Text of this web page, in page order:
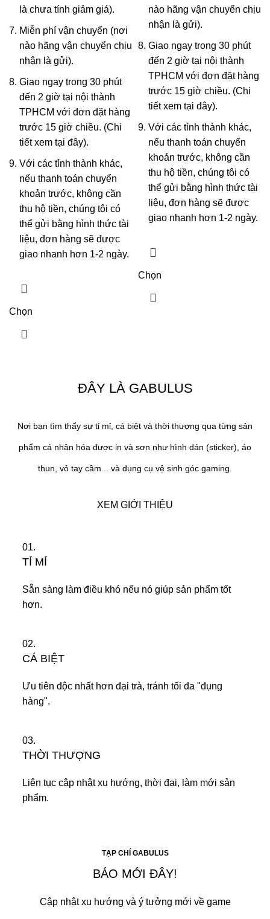
là chưa tính giảm giá).
Miễn phí vận chuyển (nơi
nào hãng vận chuyển chịu
nhận là gửi).
Giao ngay trong 30 phút
đến 2 giờ tại nội thành
TPHCM với đơn đặt hàng
trước 15 giờ chiều. (Chi
tiết xemtại đây).
Với các tỉnh thành khác,
nếu thanh toán chuyển
khoản trước, không cần
thu hộ tiền, chúng tôi có
thể gửi bằng hình thức tài
liệu, đơn hàng sẽ được
giao nhanh hơn 1-2 ngày.
Chọn
nào hãng vận chuyển chịu
nhận là gửi).
Giao ngay trong 30 phút
đến 2 giờ tại nội thành
TPHCM với đơn đặt hàng
trước 15 giờ chiều. (Chi
tiết xem tại đây).
Với các tỉnh thành khác,
nếu thanh toán chuyển
khoản trước, không cần
thu hộ tiền, chúng tôi có
thể gửi bằng hình thức tài
liệu, đơn hàng sẽ được
giao nhanh hơn 1-2 ngày.
Chọn
ĐÂY LÀ GABULUS
Nơi bạn tìm thấy sự tỉ mỉ, cá biệt và thời thượng qua từng sản
phẩm cá nhân hóa được in và sơn như hình dán (sticker), áo
thun, vỏ tay cầm... và dụng cụ vệ sinh góc gaming.
XEM GIỚI THIỆU
01.
TỈ MỈ
Sẵn sàng làm điều khó nếu nó giúp sản phẩm tốt
hơn.
02.
CÁ BIỆT
Ưu tiên độc nhất hơn đại trà, tránh tối đa "đụng
hàng".
03.
THỜI THƯỢNG
Liên tục cập nhật xu hướng, thời đại, làm mới sản
phẩm.
TẠP CHÍ GABULUS
BÁO MỚI ĐÂY!
Cập nhật xu hướng và ý tưởng mới về game